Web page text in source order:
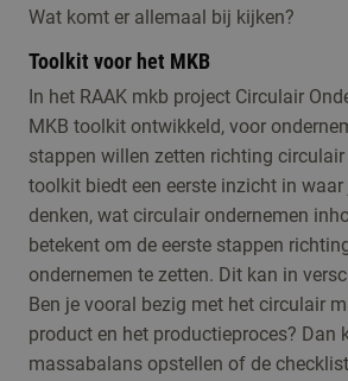
Wat komt er allemaal bij kijken?
Toolkit voor het MKB
In het RAAK mkb project Circulair
MKB toolkit ontwikkeld, voor
stappen willen zetten richting circulair
toolkit biedt een eerste inzicht in
denken, wat circulair ondernemen
betekent om de eerste stappen
ondernemen te zetten. Dit kan in
Ben je vooral bezig met het circulair
product en het productieproces? Dan
massabalans opstellen of de